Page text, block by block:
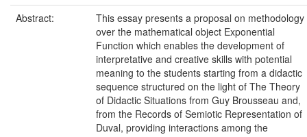
Abstract:
This essay presents a proposal on methodology
over the mathematical object Exponential
Function which enables the development of
interpretative and creative skills with potential
meaning to the students starting from a didactic
sequence structured on the light of The Theory
of Didactic Situations from Guy Brousseau and,
from the Records of Semiotic Representation of
Duval, providing interactions among the